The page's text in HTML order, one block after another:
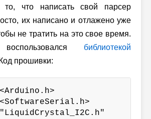
то, что написать свой парсер
их написано и отлажено уже
не тратить на это свое время.
библиотекой
прошивки: